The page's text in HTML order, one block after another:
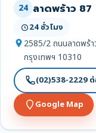
24 ลาดพร้าว 87
24 ชั่วโมง
2585/2 ถนนลาดพร้
กรุงเทพฯ 10310
(02)538-2229
Google Map